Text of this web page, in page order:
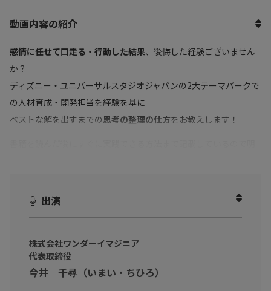
動画内容の紹介
感情に任せて口走る・行動した結果、後悔した経験ございません
か？
ディズニー・ユニバーサルスタジオジャパンの2大テーマパークで
の人材育成・開発担当を経験を基に
ベストな解を出すまでの思考の整理の仕方をお教えします！
出演
株式会社ワンダーイマジニア
代表取締役
今井 千尋（いまい・ちひろ）